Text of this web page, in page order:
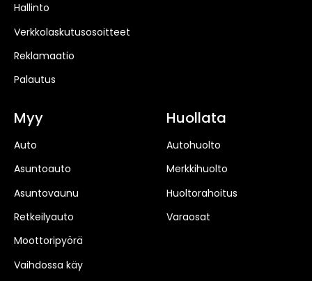
Hallinto
Verkkolaskutusosoitteet
Reklamaatio
Palautus
Myy
Auto
Asuntoauto
Asuntovaunu
Retkeilyauto
Moottoripyörä
Vaihdossa käy
Huollata
Autohuolto
Merkkihuolto
Huoltorahoitus
Varaosat